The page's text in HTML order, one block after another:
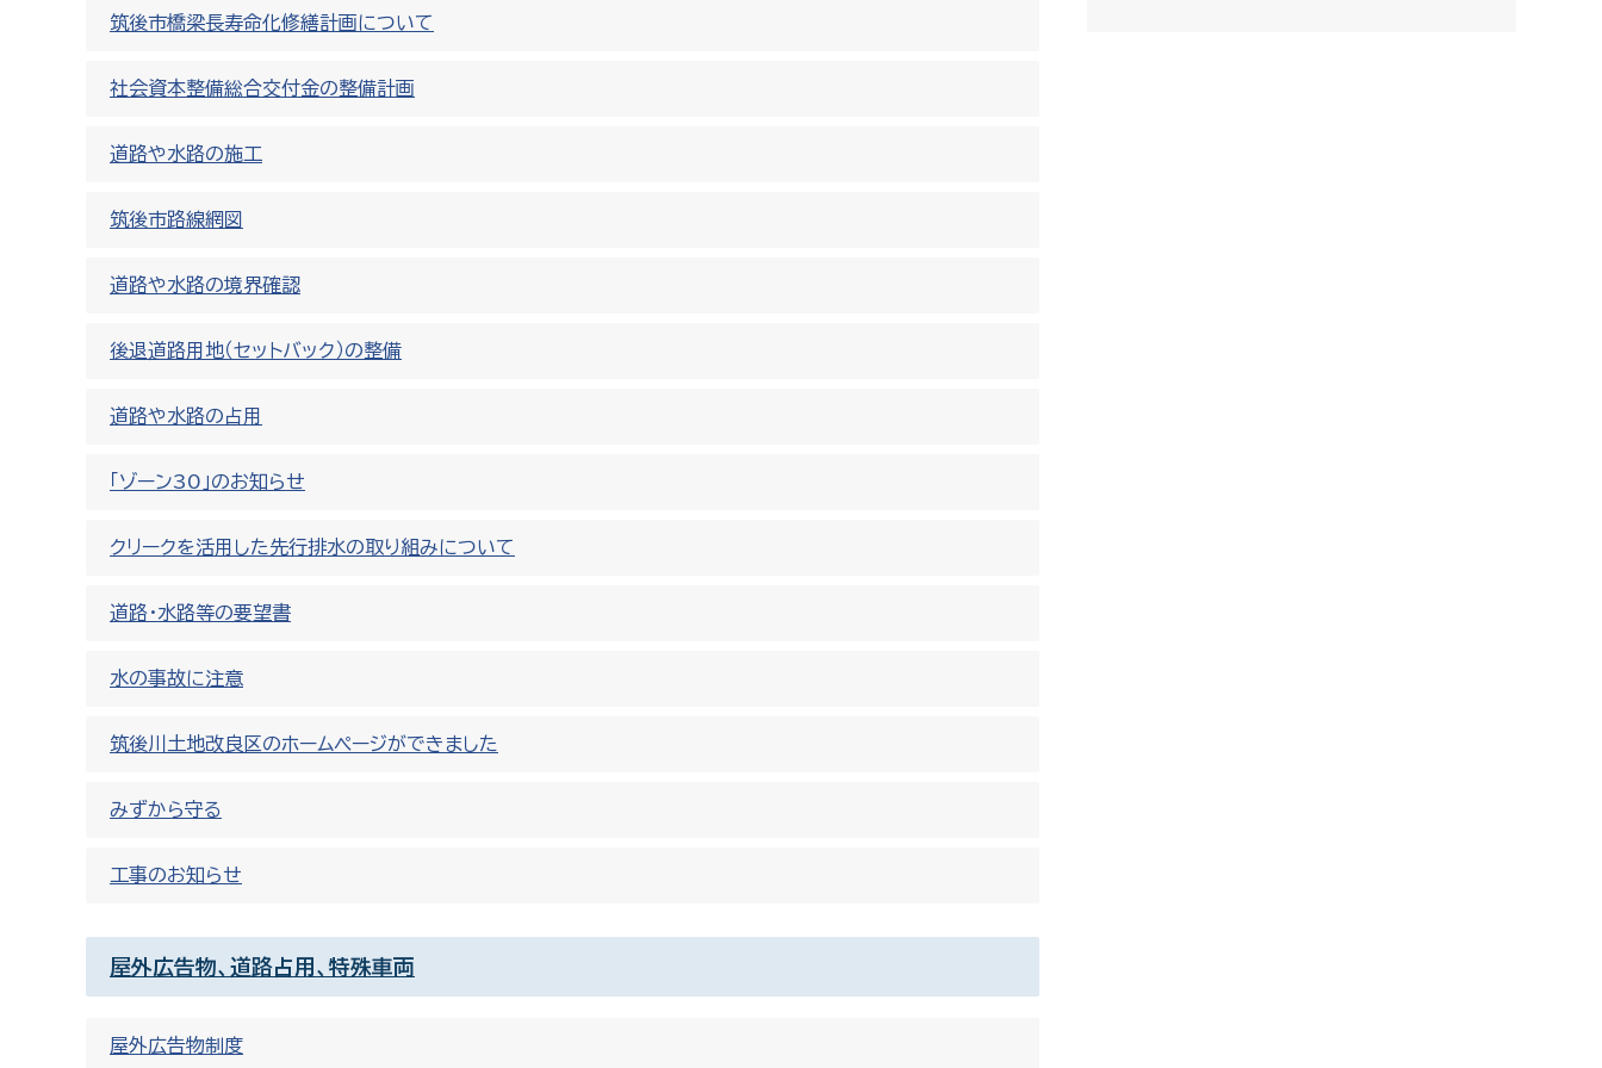
筑後市橋梁長寿命化修繕計画について
社会資本整備総合交付金の整備計画
道路や水路の施工
筑後市路線網図
道路や水路の境界確認
後退道路用地（セットバック）の整備
道路や水路の占用
「ゾーン30」のお知らせ
クリークを活用した先行排水の取り組みについて
道路・水路等の要望書
水の事故に注意
筑後川土地改良区のホームページができました
みずから守る
工事のお知らせ
屋外広告物、道路占用、特殊車両
屋外広告物制度